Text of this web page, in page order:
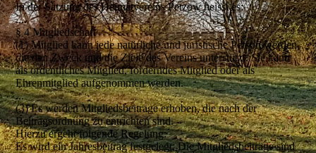
In der Satzung des Heimatvereins Petzow heisst es:
....
§ 4 Mitgliedschaft
(1) Mitglied kann jede natürliche und juristische Person werden,
die den Zweck und die Ziele des Vereins unterstützt. Sie kann
als ordentliches Mitglied, förderndes Mitglied oder als
Ehrenmitglied aufgenommen werden.
...
(3) Es werden Mitgliedsbeiträge erhoben, die nach der
Beitragsordnung zu entrichten sind.
Hierzu ergeht folgende Regelung:
Es wird ein Jahresbeitrag festgelegt. Die Mitgliedsbeiträge sind